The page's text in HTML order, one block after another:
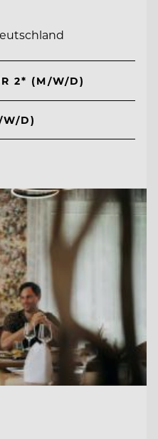
2* (M/W/D)
W/D)